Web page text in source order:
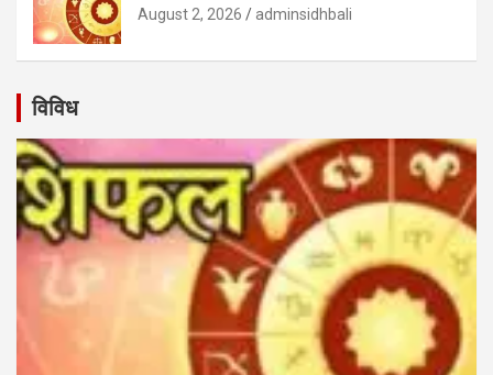
August 2, 2026 adminsidhbali
विविध